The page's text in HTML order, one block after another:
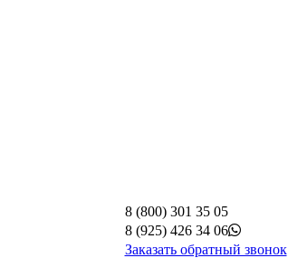
8 (800) 301 35 05
8 (925) 426 34 06
Заказать обратный звонок